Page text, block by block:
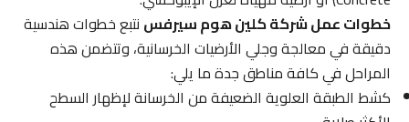
خطوات عمل شركة كلين هوم سيرفسنتبع خطوات هندسية
دقيقة في معالجة وجلي الأرضيات الخرسانية، وتتضمن هذه
المراحل في كافة مناطق جدة ما يلي:
كشط الطبقة العلوية الضعيفة من الخرسانة لإظهار السطح